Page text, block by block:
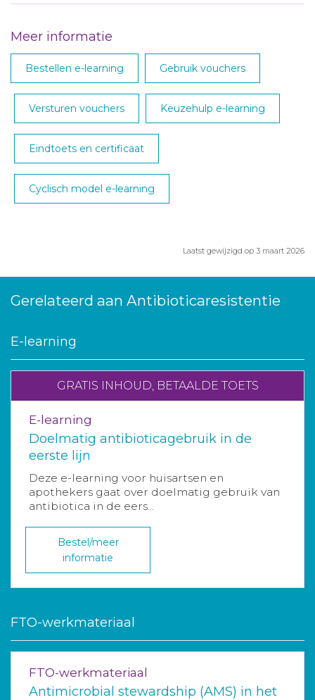
Meer informatie
Bestellen e-learning Gebruik vouchers
Versturen vouchers Keuzehulp e-learning
Eindtoets en certificaat
Cyclisch model e-learning
Laatst gewijzigd op 3 maart 2026
Gerelateerd aan Antibioticaresistentie
E-learning
GRATIS INHOUD, BETAALDE TOETS
E-learning
Doelmatig antibioticagebruik in de
eerste lijn
Deze e-learning voor huisartsen en
apothekers gaat over doelmatig gebruik van
antibiotica in de eers...
Bestel/meer
informatie
FTO-werkmateriaal
FTO-werkmateriaal
Antimicrobial stewardship (AMS) in het